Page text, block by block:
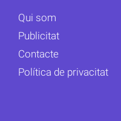
Qui som
Publicitat
Contacte
Política de privacitat